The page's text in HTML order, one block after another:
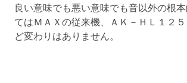
良い意味でも悪い意味でも音以外の根
てはＭＡＸの従来機、ＡＫ－ＨＬ１２
ど変わりはありません。